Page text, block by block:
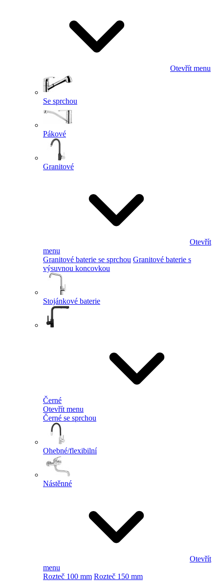
Otevřít menu
Se sprchou
Pákové
Granitové
Otevřít
menu
Granitové baterie se sprchou Granitové baterie s
výsuvnou koncovkou
Stojánkové baterie
Černé
Otevřít menu
Černé se sprchou
Ohebné/flexibilní
Nástěnné
Otevřít
menu
Rozteč 100 mm Rozteč 150 mm